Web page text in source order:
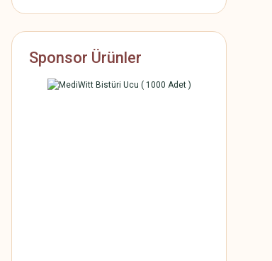
Sponsor Ürünler